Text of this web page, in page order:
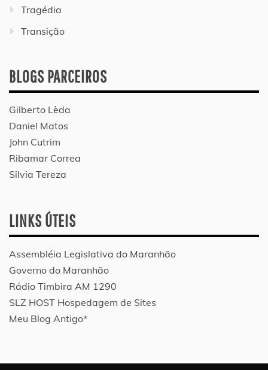
Tragédia
Transição
BLOGS PARCEIROS
Gilberto Lèda
Daniel Matos
John Cutrim
Ribamar Correa
Silvia Tereza
LINKS ÚTEIS
Assembléia Legislativa do Maranhão
Governo do Maranhão
Rádio Timbira AM 1290
SLZ HOST Hospedagem de Sites
Meu Blog Antigo*